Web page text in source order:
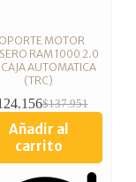
MOTOR
RAM 1000 2.0
CAJA AUTOMATICA
(TRC)
$137.951
Añadir al
carrito